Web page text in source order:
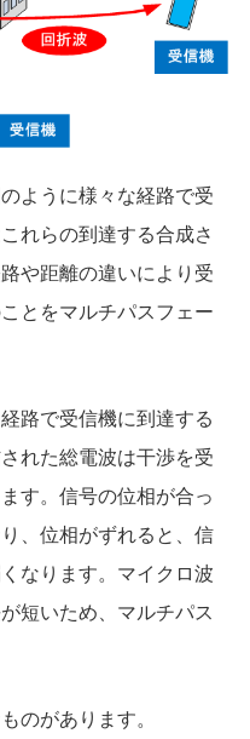
ように様々な経路で受
れらの到達する合成さ
や距離の違いにより受
とをマルチパスフェー
路で受信機に到達する
れた総電波は干渉を受
す。信号の位相が合っ
、位相がずれると、信
なります。マイクロ波
短いため、マルチパス
のがあります。